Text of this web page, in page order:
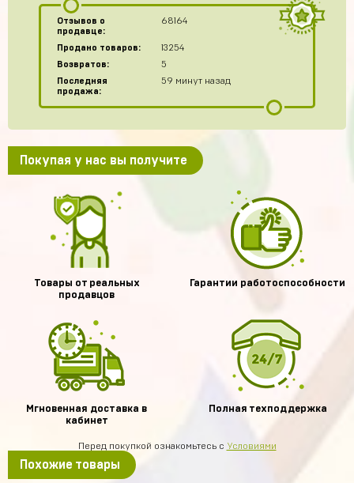
Отзывов о
продавце:
68164
Продано товаров:
13254
Возвратов:
5
Последняя
продажа:
59 минут назад
Покупая у нас вы получите
Товары от реальных
продавцов
Гарантии работоспособности
Мгновенная доставка в
кабинет
Полная техподдержка
Перед покупкой ознакомьтесь с Условиями
Похожие товары